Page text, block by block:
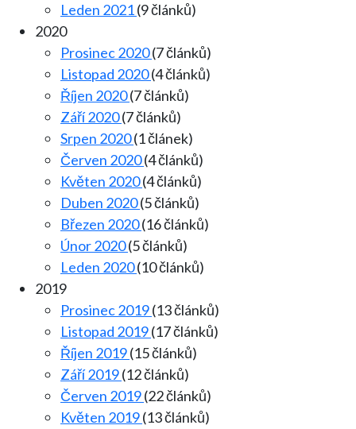
Leden 2021(9 článků)
2020
Prosinec 2020(7 článků)
Listopad 2020(4 článků)
Říjen 2020(7 článků)
Září 2020(7 článků)
Srpen 2020(1 článek)
Červen 2020(4 článků)
Květen 2020(4 článků)
Duben 2020(5 článků)
Březen 2020(16 článků)
Únor 2020(5 článků)
Leden 2020(10 článků)
2019
Prosinec 2019(13 článků)
Listopad 2019(17 článků)
Říjen 2019(15 článků)
Září 2019(12 článků)
Červen 2019(22 článků)
Květen 2019(13 článků)